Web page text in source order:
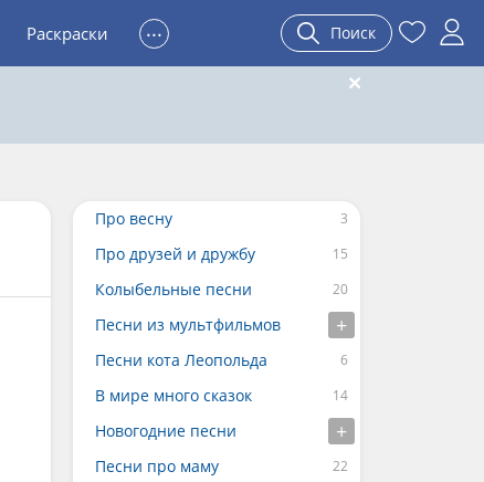
Раскраски ... Поиск
Про весну
Про друзей и дружбу
Колыбельные песни
Песни из мультфильмов
Песни кота Леопольда
В мире много сказок
Новогодние песни
Песни про маму